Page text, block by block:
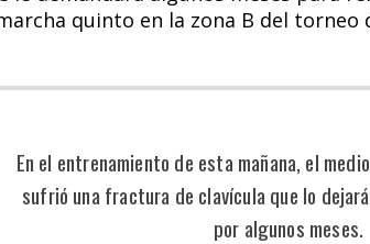
quinto en la zona B del torneo
En el entrenamiento de esta mañana, el
sufrió una fractura de clavícula que lo
por algunos meses.